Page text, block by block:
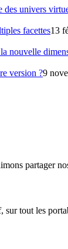
des univers
facettes13
nouvelle
version ?9
partager
tout les